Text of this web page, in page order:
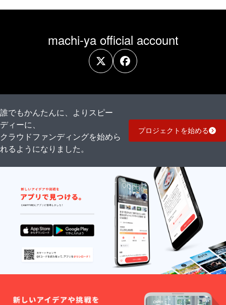
machi-ya official account
誰でもかんたんに、よりスピー
ディーに、
クラウドファンディングを始めら
れるようになりました。
プロジェクトを始める